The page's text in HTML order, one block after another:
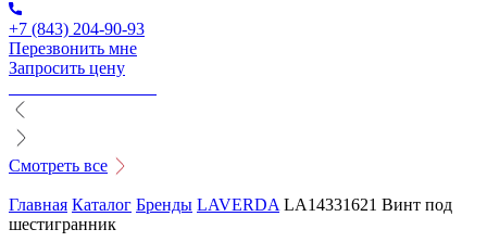
+7 (843) 204-90-93
Перезвонить мне
Запросить цену
Смотреть все
Главная Каталог Бренды LAVERDA LA14331621 Винт под
шестигранник